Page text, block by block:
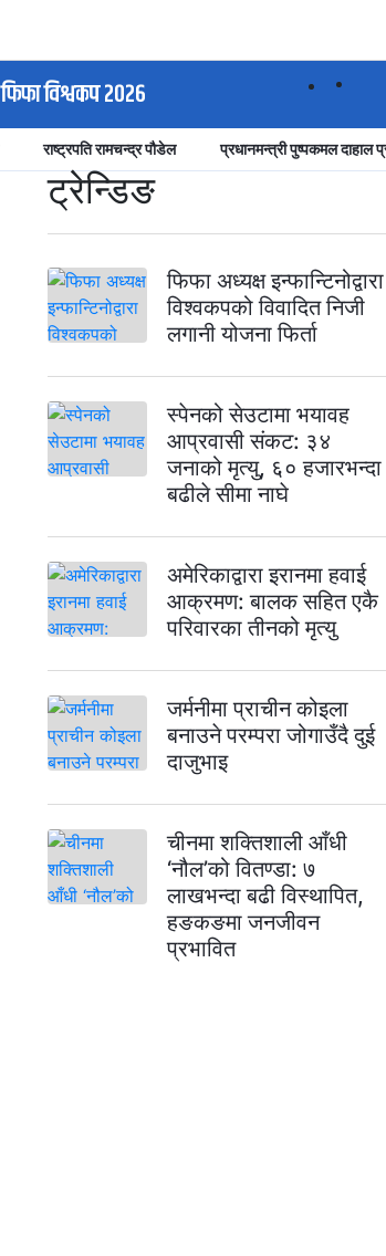
फिफा विश्वकप २०२६
राष्ट्रपति रामचन्द्र पौडेल
प्रधानमन्त्री पुष्पकमल दाहाल
ट्रेन्डिङ
फिफा अध्यक्ष इन्फान्टिनोद्वारा
विश्वकपको विवादित निजी
लगानी योजना फिर्ता
स्पेनको सेउटामा भयावह
आप्रवासी संकट: ३४
जनाको मृत्यु, ६० हजारभन्दा
बढीले सीमा नाघे
अमेरिकाद्वारा इरानमा हवाई
आक्रमण: बालक सहित एकै
परिवारका तीनको मृत्यु
जर्मनीमा प्राचीन कोइला
बनाउने परम्परा जोगाउँदै दुई
दाजुभाइ
चीनमा शक्तिशाली आँधी
‘नौल’को वितण्डा: ७
लाखभन्दा बढी विस्थापित,
हङकङमा जनजीवन
प्रभावित